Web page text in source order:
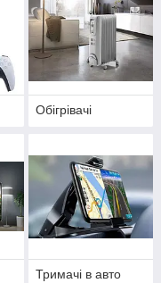
Обігрівачі
Тримачі в авто